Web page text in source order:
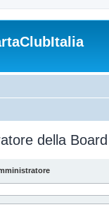
della Board